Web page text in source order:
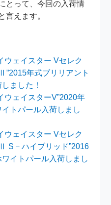
とって、今回の入荷情
言えます。
ウェイスター Vセレク
年式ブリリアント
ました！
ウェイスターV”2020年
トパール入荷しまし
ウェイスター Vセレク
S－ハイブリッド”2016
イトパール入荷しまし